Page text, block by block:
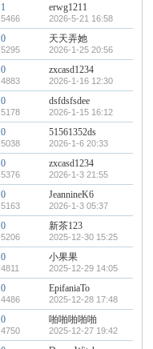
1
5466
erwg1211
2026-5-21 16:58
0
5295
天天弄她
2026-1-25 20:56
0
4883
zxcasd1234
2026-1-16 12:30
0
5178
dsfdsfsdee
2026-1-15 16:12
0
5038
51561352ds
2026-1-6 20:33
0
5376
zxcasd1234
2026-1-3 21:55
0
5163
JeannineK6
2026-1-3 05:37
0
5206
新茶123
2025-12-30 15:25
0
4811
小果果
2025-12-29 14:05
0
4486
EpifaniaTo
2025-12-28 17:48
0
4750
啪啪啪啪啪
2025-12-27 19:42